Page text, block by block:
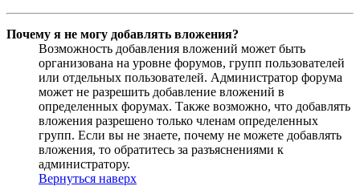
Почему я не могу добавлять вложения?
Возможность добавления вложений может быть
организована на уровне форумов, групп пользователей
или отдельных пользователей. Администратор форума
может не разрешить добавление вложений в
определенных форумах. Также возможно, что добавлять
вложения разрешено только членам определенных
групп. Если вы не знаете, почему не можете добавлять
вложения, то обратитесь за разъяснениями к
администратору.
Вернуться наверх